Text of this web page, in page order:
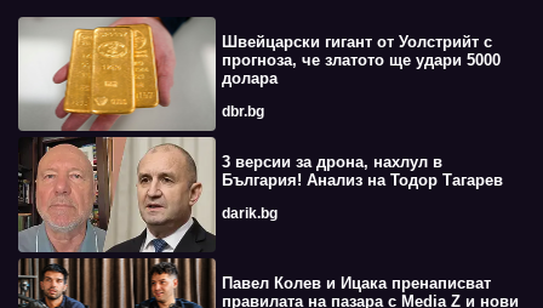
Швейцарски гигант от Уолстрийт с
прогноза, че златото ще удари 5000
долара
dbr.bg
3 версии за дрона, нахлул в
България! Анализ на Тодор Тагарев
darik.bg
Павел Колев и Ицака пренаписват
правилата на пазара с Media Z и нови